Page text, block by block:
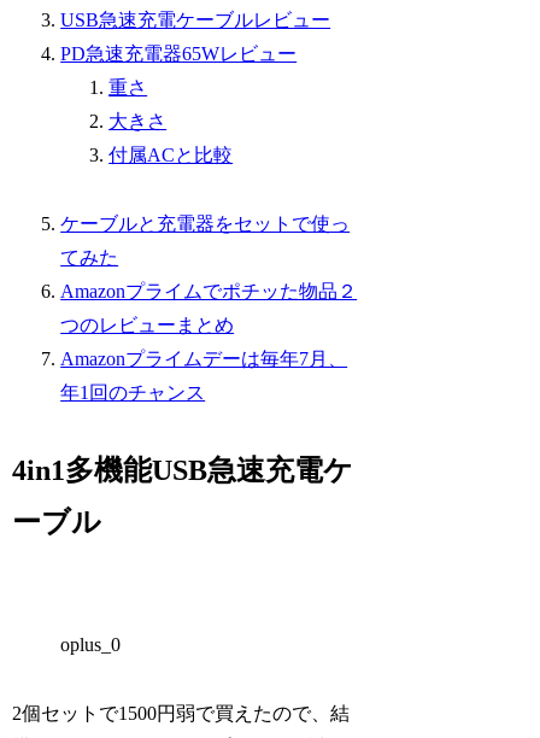
USB急速充電ケーブルレビュー
PD急速充電器65Wレビュー
重さ
大きさ
付属ACと比較
ケーブルと充電器をセットで使っ
てみた
Amazonプライムでポチッた物品２
つのレビューまとめ
Amazonプライムデーは毎年7月、
年1回のチャンス
4in1多機能USB急速充電ケ
ーブル
oplus_0
2個セットで1500円弱で買えたので、結